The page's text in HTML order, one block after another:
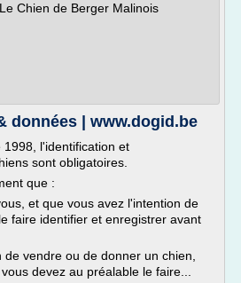
Chien de Berger Malinois
données | www.dogid.be
l'identification et
sont obligatoires.
que :
et que vous avez l'intention de
faire identifier et enregistrer avant
vendre ou de donner un chien,
devez au préalable le faire...